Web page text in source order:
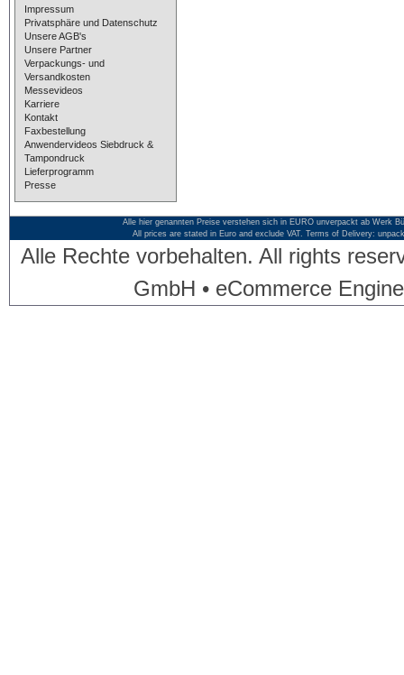
Impressum
Privatsphäre und Datenschutz
Unsere AGB's
Unsere Partner
Verpackungs- und
Versandkosten
Messevideos
Karriere
Kontakt
Faxbestellung
Anwendervideos Siebdruck &
Tampondruck
Lieferprogramm
Presse
Alle hier genannten Preise verstehen sich in EURO unverpackt ab Werk
All prices are stated in Euro and exclude VAT. Terms of Delivery:
Alle Rechte vorbehalten. All rights
GmbH • eCommerce